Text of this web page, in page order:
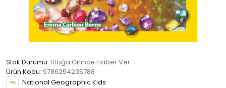
Stok Durumu: Stoğa Girince Haber Ver
Ürün Kodu: 9786254235788
National Geographic Kids